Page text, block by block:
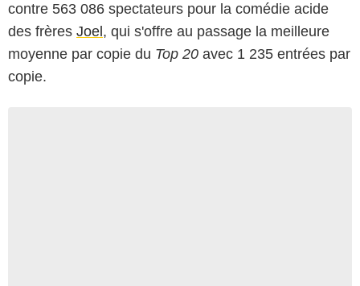
contre 563 086 spectateurs pour la comédie acide
des frères Joel , qui s'offre au passage la meilleure
moyenne par copie du Top 20 avec 1 235 entrées par
copie.